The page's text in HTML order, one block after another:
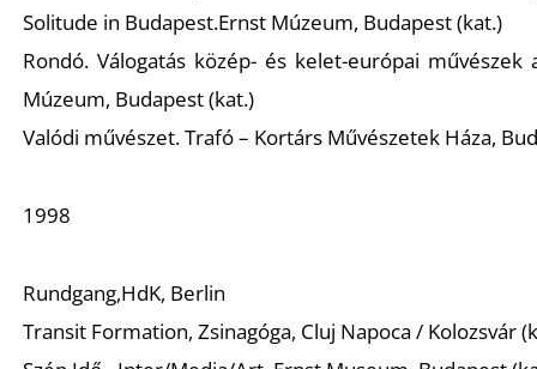
Solitude in Budapest.Ernst Múzeum, Budapest (kat.)
Rondó. Válogatás közép- és kelet-európai művészek
Múzeum, Budapest (kat.)
Valódi művészet. Trafó – Kortárs Művészetek Háza,
1998
Rundgang,HdK, Berlin
Transit Formation, Zsinagóga, Cluj Napoca / Kolozsvár